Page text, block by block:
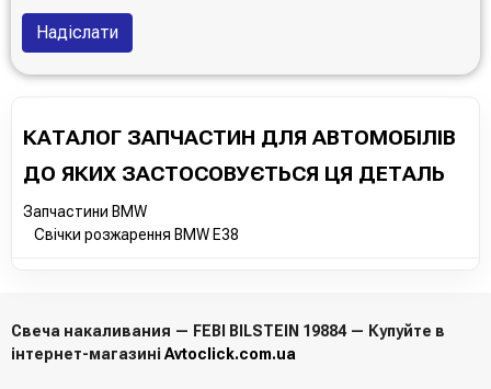
Надіслати
КАТАЛОГ ЗАПЧАСТИН ДЛЯ АВТОМОБІЛІВ
ДО ЯКИХ ЗАСТОСОВУЄТЬСЯ ЦЯ ДЕТАЛЬ
Запчастини BMW
Свічки розжарення BMW E38
Свеча накаливания — FEBI BILSTEIN 19884 — Купуйте в
інтернет-магазині Avtoclick.com.ua